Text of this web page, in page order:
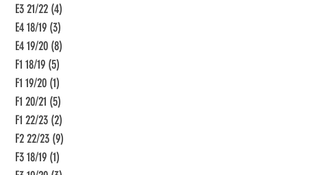
E3 21/22 (4)
E4 18/19 (3)
E4 19/20 (8)
F1 18/19 (5)
F1 19/20 (1)
F1 20/21 (5)
F1 22/23 (2)
F2 22/23 (9)
F3 18/19 (1)